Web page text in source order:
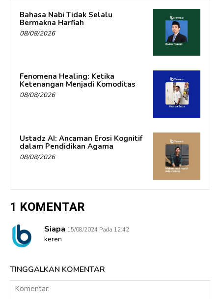
Bahasa Nabi Tidak Selalu
Bermakna Harfiah
08/08/2026
Fenomena Healing: Ketika
Ketenangan Menjadi Komoditas
08/08/2026
Ustadz AI: Ancaman Erosi Kognitif
dalam Pendidikan Agama
08/08/2026
1 KOMENTAR
Siapa 15/08/2024 Pada 12:42
keren
TINGGALKAN KOMENTAR